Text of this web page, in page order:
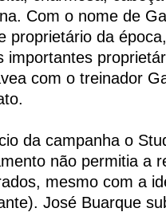
Com o nome de
proprietário da
importantes
com o treinador
da campanha o
não permitia a
mesmo com a
José Buarque